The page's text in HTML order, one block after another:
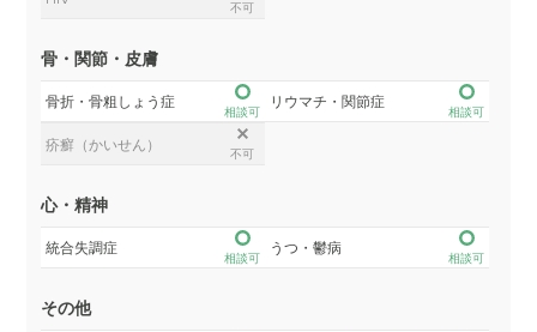
不可
骨・関節・皮膚
骨折・骨粗しょう症
相談可
リウマチ・関節症
相談可
疥癬（かいせん）
不可
心・精神
統合失調症
相談可
うつ・鬱病
相談可
その他